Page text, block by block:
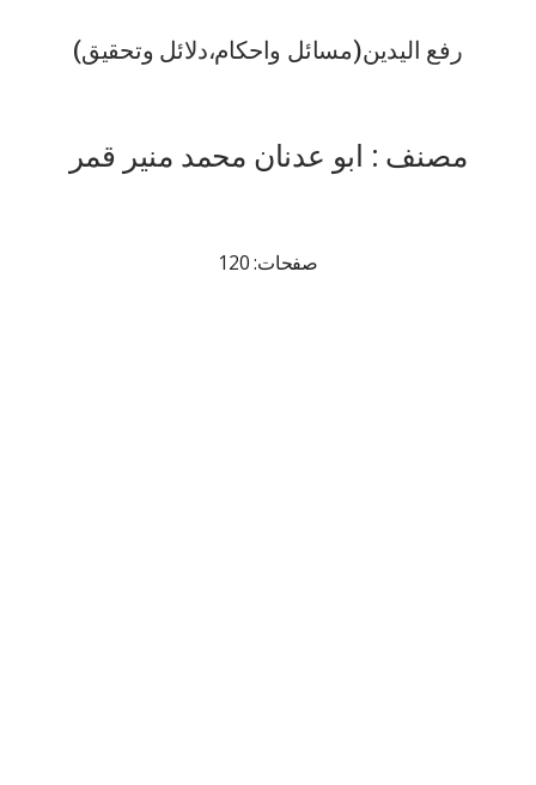
رفع الیدین(مسائل واحکام،دلائل وتحقیق)
مصنف : ابو عدنان محمد منیر قمر
صفحات: 120